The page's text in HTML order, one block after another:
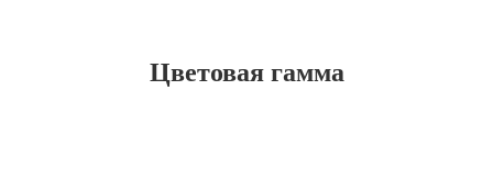
Цветовая гамма